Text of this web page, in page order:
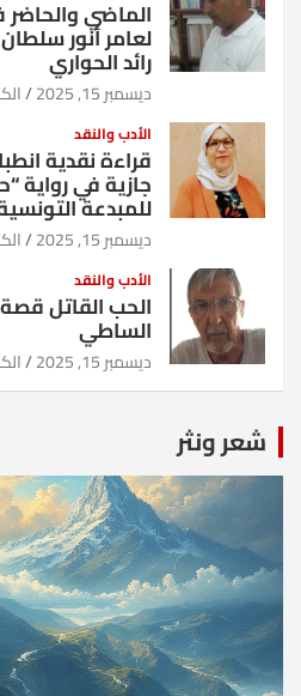
الماضي والحاضر
لعامر أنور
رائد الحواري
ديسمبر 15, 2025
الأدب والنقد
قراءة نقدية
جازية في
للمبدعة
ديسمبر 15, 2025
الأدب والنقد
الحب القاتل
الساطي
ديسمبر 15, 2025
شعر ونثر